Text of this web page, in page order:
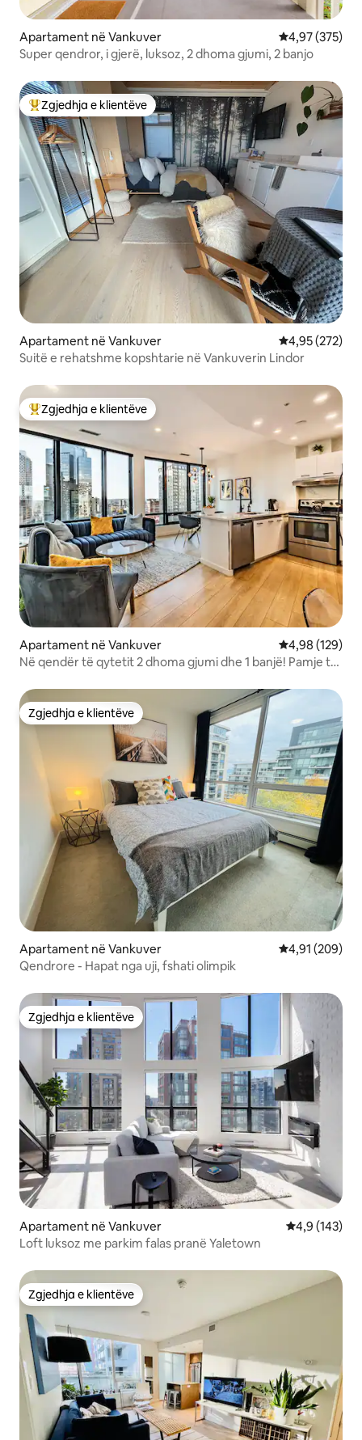
Apartament në Vankuver Vlerësimi
4,97 (375)
Super qendror, i gjerë, luksoz, 2 dhoma gjumi, 2 banjo
Më të mirat e zgjedhjeve të klientëve
Zgjedhja e klientëve
Apartament në Vankuver Vlerësimi
4,95 (272)
Suitë e rehatshme kopshtarie në Vankuverin Lindor
Më të mirat e zgjedhjeve të klientëve
Zgjedhja e klientëve
Apartament në Vankuver Vlerësimi
4,98 (129)
Në qendër të qytetit 2 dhoma gjumi dhe 1 banjë! Pamje të
Zgjedhja e klientëve
Zgjedhja e klientëve
Apartament në Vankuver Vlerësimi
4,91 (209)
Qendrore - Hapat nga uji, fshati olimpik
Zgjedhja e klientëve
Zgjedhja e klientëve
Apartament në Vankuver Vlerësimi
4,9 (143)
Loft luksoz me parkim falas pranë Yaletown
Zgjedhja e klientëve
Zgjedhja e klientëve